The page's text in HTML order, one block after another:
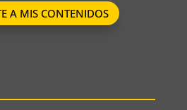
A MIS CONTENIDOS